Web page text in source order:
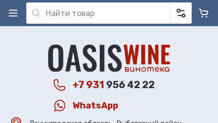
+7 931 956 42 22
WhatsApp